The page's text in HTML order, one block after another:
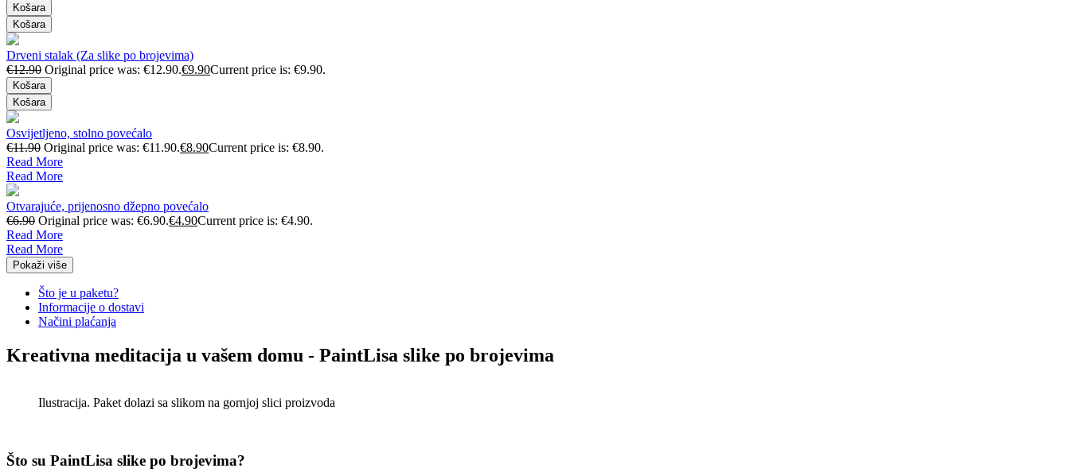
Košara
Košara
Drveni stalak (Za slike po brojevima)
€12.90 Original price was: €12.90.€9.90Current price is: €9.90.
Košara
Košara
Osvijetljeno, stolno povećalo
€11.90 Original price was: €11.90.€8.90Current price is: €8.90.
Read More
Read More
Otvarajuće, prijenosno džepno povećalo
€6.90 Original price was: €6.90.€4.90Current price is: €4.90.
Read More
Read More
Pokaži više
Što je u paketu?
Informacije o dostavi
Načini plaćanja
Kreativna meditacija u vašem domu - PaintLisa slike po brojevima
Ilustracija. Paket dolazi sa slikom na gornjoj slici proizvoda
Što su PaintLisa slike po brojevima?